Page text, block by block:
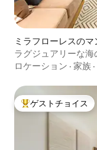
ミラフローレスの
ラグジュアリーな海
•VIPシェフ
ロケーション · 家族 ·
大好評のゲストチョ
ゲストチョイス